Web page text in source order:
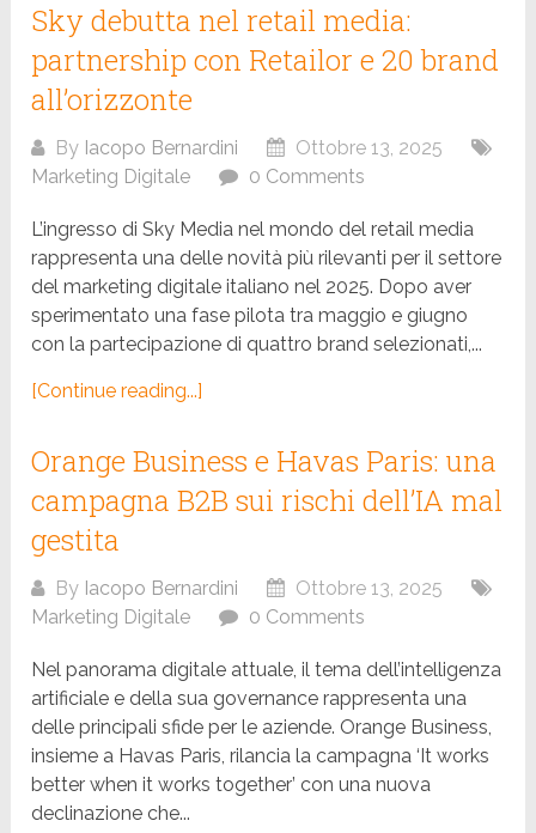
Sky debutta nel retail media:
partnership con Retailor e 20 brand
all’orizzonte
By Iacopo Bernardini
Ottobre 13, 2025
Marketing Digitale
0 Comments
L’ingresso di Sky Media nel mondo del retail media
rappresenta una delle novità più rilevanti per il settore
del marketing digitale italiano nel 2025. Dopo aver
sperimentato una fase pilota tra maggio e giugno
con la partecipazione di quattro brand selezionati,...
[Continue reading...]
Orange Business e Havas Paris: una
campagna B2B sui rischi dell’IA mal
gestita
By Iacopo Bernardini
Ottobre 13, 2025
Marketing Digitale
0 Comments
Nel panorama digitale attuale, il tema dell’intelligenza
artificiale e della sua governance rappresenta una
delle principali sfide per le aziende. Orange Business,
insieme a Havas Paris, rilancia la campagna ‘It works
better when it works together’ con una nuova
declinazione che...